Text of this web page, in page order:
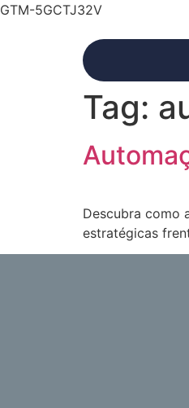
GTM-5GCTJ32V
Tag:
Descubra como
estratégicas